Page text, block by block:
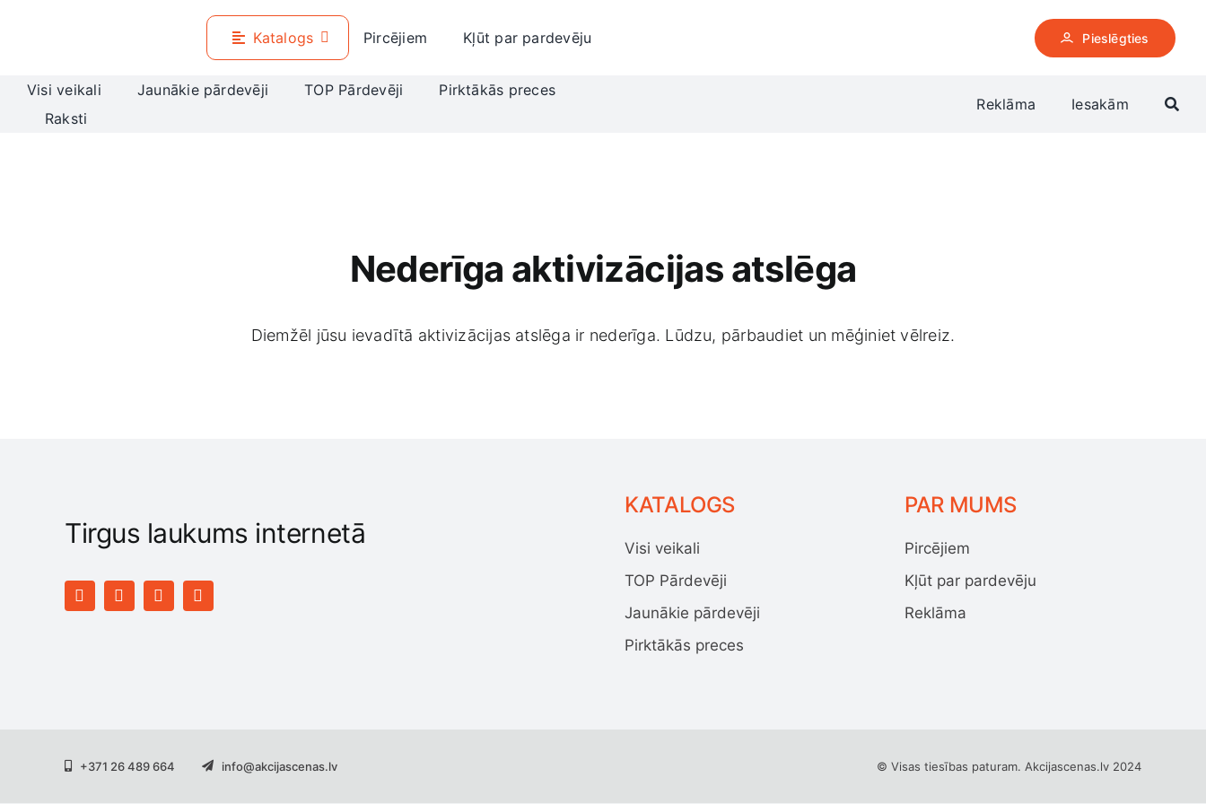
Katalogs Pircējiem Kļūt par pardevēju Pieslēgties
Visi veikali Jaunākie pārdevēji TOP Pārdevēji
Pirktākās preces
Raksti
Reklāma Iesakām
Nederīga aktivizācijas atslēga
Diemžēl jūsu ievadītā aktivizācijas atslēga ir nederīga. Lūdzu, pārbaudiet un mēģiniet vēlreiz.
Tirgus laukums internetā
KATALOGS
Visi veikali
TOP Pārdevēji
Jaunākie pārdevēji
Pirktākās preces
PAR MUMS
Pircējiem
Kļūt par pardevēju
Reklāma
+371 26 489 664 info@akcijascenas.lv © Visas tiesības paturam. Akcijascenas.lv 2024